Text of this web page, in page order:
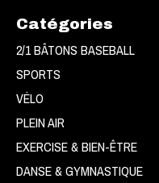
Catégories
2/1 BÂTONS BASEBALL
SPORTS
VÉLO
PLEIN AIR
EXERCISE & BIEN-ÊTRE
DANSE & GYMNASTIQUE